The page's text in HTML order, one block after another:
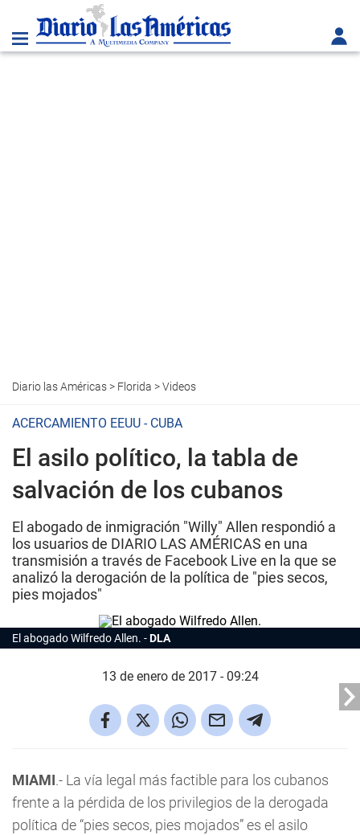
Diario las Américas> Florida >Videos
ACERCAMIENTO EEUU - CUBA
El asilo político, la tabla de
salvación de los cubanos
El abogado de inmigración "Willy" Allen respondió a
los usuarios de DIARIO LAS AMÉRICAS en una
transmisión a través de Facebook Live en la que se
analizó la derogación de la política de "pies secos,
pies mojados"
El abogado Wilfredo Allen. DLA
13 de enero de 2017 - 09:24
MIAMI.- La vía legal más factible para los cubanos
frente a la pérdida de los privilegios de la derogada
política de “pies secos, pies mojados” es el asilo